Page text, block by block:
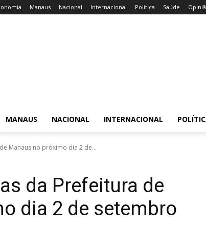
Manaus Nacional Internacional Política Saúde
MANAUS NACIONAL INTERNACIONAL
Manaus no próximo dia 2 de...
da Prefeitura de
dia 2 de setembro